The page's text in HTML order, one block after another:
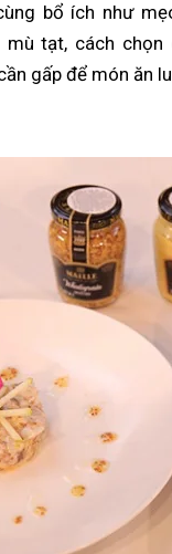
bổ ích như
mù tạt, cách
gấp để món ăn